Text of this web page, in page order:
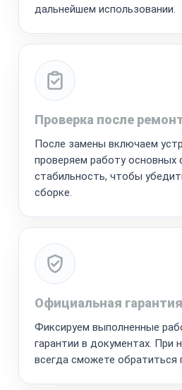
дальнейшем использовании.
Проверка после
После замены включаем
проверяем работу основных
стабильность, чтобы
сборке.
Официальная
Фиксируем выполненные
гарантии в документах. При
всегда сможете обратиться